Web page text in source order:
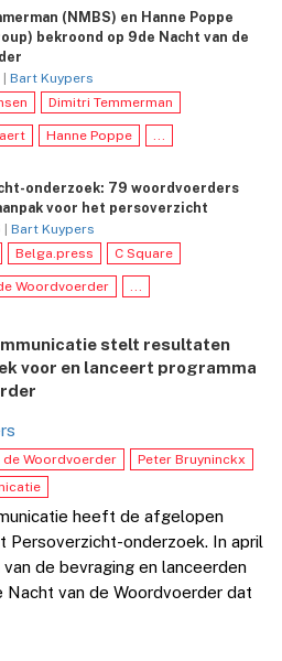
(NMBS) en Hanne Poppe
bekroond op 9de Nacht van de
Bart Kuypers
Dimitri Temmerman
Hanne Poppe
onderzoek: 79 woordvoerders
voor het persoverzicht
| Bart Kuypers
Belga.press C Square
Woordvoerder
stelt resultaten
voor en lanceert programma
de Woordvoerder
Peter Bruyninckx
heeft de afgelopen
Persoverzicht-onderzoek. In april
de bevraging en lanceerden
Nacht van de Woordvoerder dat